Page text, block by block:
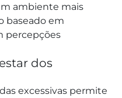
ambiente mais
baseado em
percepções
dos
excessivas permite